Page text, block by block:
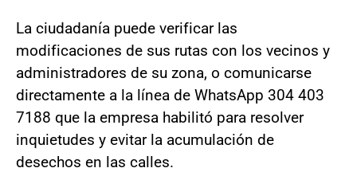
La ciudadanía puede verificar las
modificaciones de sus rutas con los vecinos y
administradores de su zona, o comunicarse
directamente a la línea de WhatsApp 304 403
7188 que la empresa habilitó para resolver
inquietudes y evitar la acumulación de
desechos en las calles.